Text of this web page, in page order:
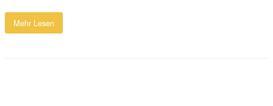
Mehr Lesen